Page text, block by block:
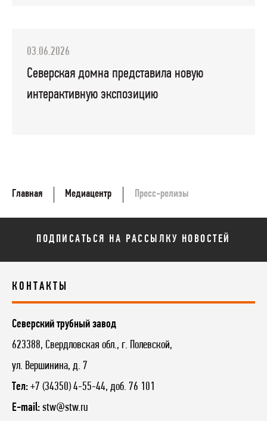
03.06.2026
Северская домна представила новую
интерактивную экспозицию
Главная Медиацентр Пресс-релизы
ПОДПИСАТЬСЯ НА РАССЫЛКУ НОВОСТЕЙ
КОНТАКТЫ
Северский трубный завод
623388, Свердловская обл., г. Полевской,
ул. Вершинина, д. 7
Тел: +7 (34350) 4-55-44, доб. 76 101
E-mail: stw@stw.ru